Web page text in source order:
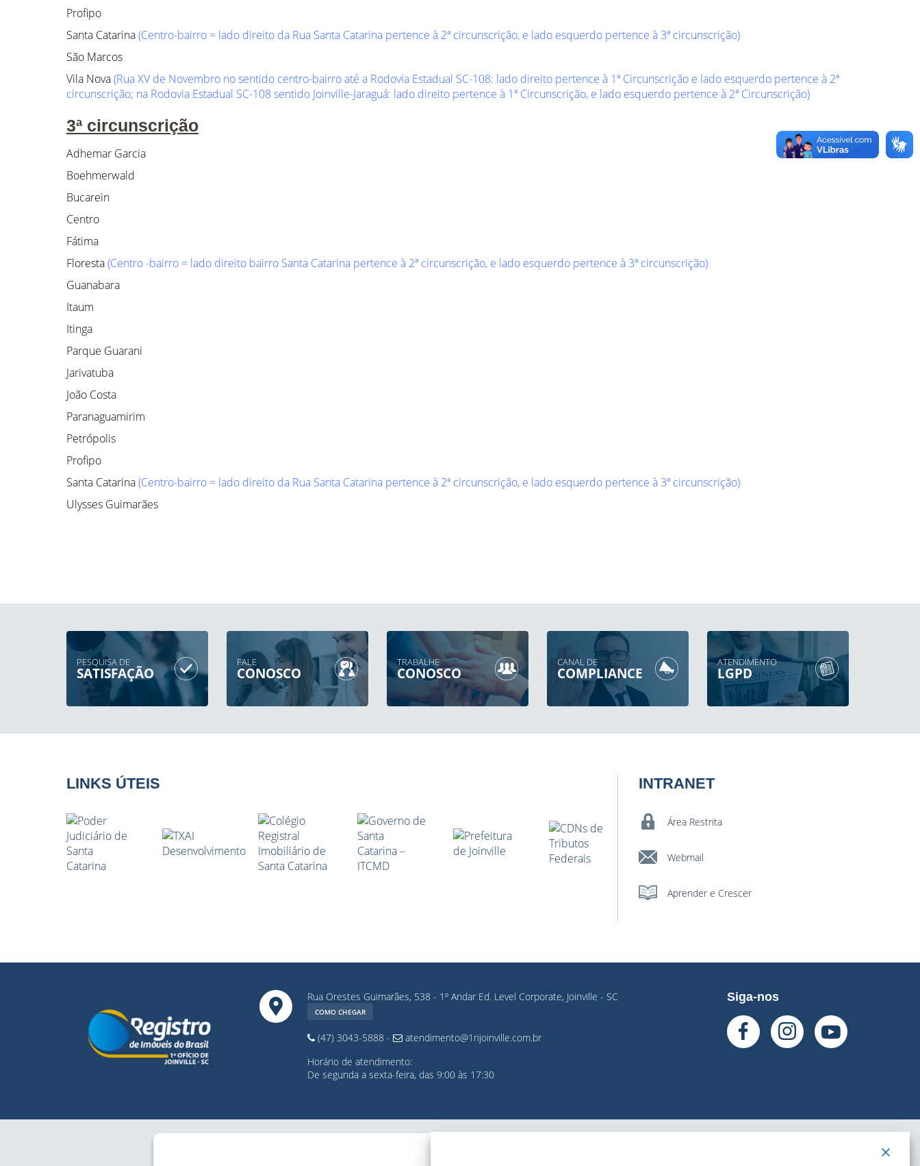
Profipo
Santa Catarina(Centro-bairro = lado direito da Rua Santa Catarina pertence à 2ª circunscrição, e lado esquerdo pertence à 3ª circunscrição)
São Marcos
Vila Nova(Rua XV de Novembro no sentido centro-bairro até a Rodovia Estadual SC-108: lado direito pertence à 1ª Circunscrição e lado esquerdo pertence à 2ª
circunscrição; na Rodovia Estadual SC-108 sentido Joinville-Jaraguá: lado direito pertence à 1ª Circunscrição, e lado esquerdo pertence à 2ª Circunscrição)
3ª circunscrição
Adhemar Garcia
Boehmerwald
Bucarein
Centro
Fátima
Floresta(Centro -bairro = lado direito bairro Santa Catarina pertence à 2ª circunscrição, e lado esquerdo pertence à 3ª circunscrição)
Guanabara
Itaum
Itinga
Parque Guarani
Jarivatuba
João Costa
Paranaguamirim
Petrópolis
Profipo
Santa Catarina(Centro-bairro = lado direito da Rua Santa Catarina pertence à 2ª circunscrição, e lado esquerdo pertence à 3ª circunscrição)
Ulysses Guimarães
PESQUISA DE
SATISFAÇÃO
FALE
CONOSCO
TRABALHE
CONOSCO
CANAL DE
COMPLIANCE
ATENDIMENTO
LGPD
LINKS ÚTEIS INTRANET
Área Restrita
Webmail
Aprender e Crescer
Rua Orestes Guimarães, 538 - 1º Andar Ed. Level Corporate, Joinville - SC
COMO CHEGAR
(47) 3043-5888 -
atendimento@1rijoinville.com.br
Horário de atendimento:
De segunda a sexta-feira, das 9:00 às 17:30
Siga-nos